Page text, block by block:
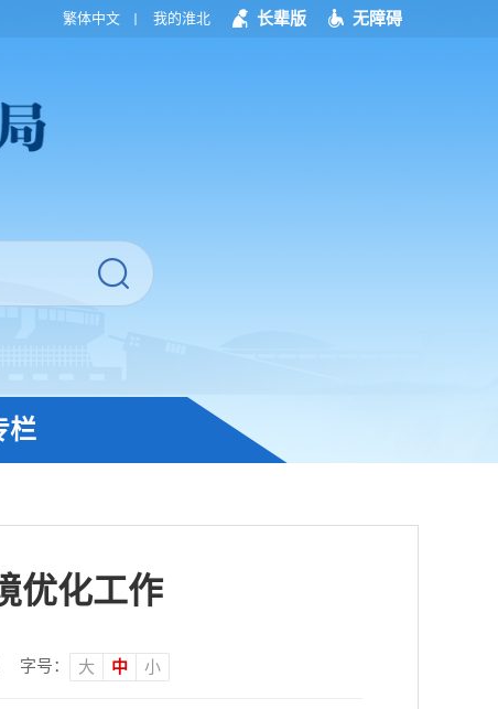
繁体中文 我的淮北 长辈版 无障碍
栏
优化工作
字号： 大 中 小